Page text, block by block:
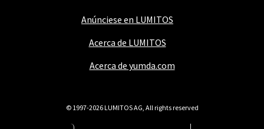
Anúnciese en LUMITOS
Acerca de LUMITOS
Acerca de yumda.com
© 1997-2026 LUMITOS AG, All rights reserved